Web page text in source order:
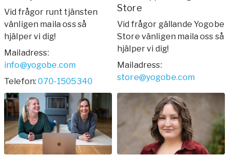
Vården – Yogobe Health & Care
Så stöttar Yogobe patienter, förskrivare och sjukvården
FaR
Fysisk aktivitet på recept
Företag
Stöd till arbetsgivare, försäkringsbolag & organisationer
Arbetsgivare
Pausa Smart
Yogobe för yogalärare
Hotell & Konferens
Vid frågor runt tjänsten
vänligen maila oss så
hjälper vi dig!
Mailadress:
info@yogobe.com
Telefon: 070-1505340
Store
Vid frågor gällande Yogobe
Store vänligen maila oss så
hjälper vi dig!
Mailadress:
store@yogobe.com